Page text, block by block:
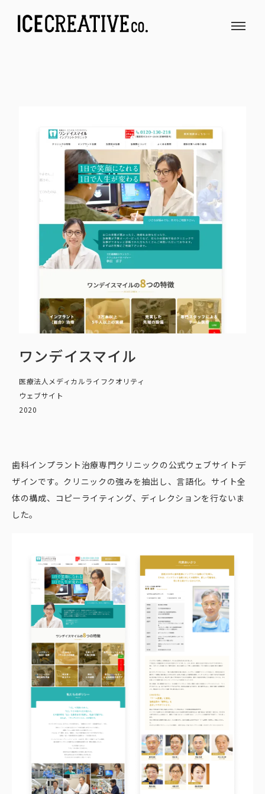
ワンデイスマイル
医療法人メディカルライフクオリティ
ウェブサイト
2020
歯科インプラント治療専門クリニックの公式ウェブサイトデ
ザインです。クリニックの強みを抽出し、言語化。サイト全
体の構成、コピーライティング、ディレクションを行ないま
した。